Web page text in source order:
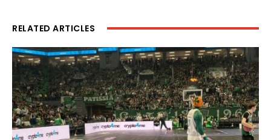
RELATED ARTICLES